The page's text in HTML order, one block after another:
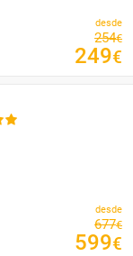
desde
254€
249€
desde
677€
599€